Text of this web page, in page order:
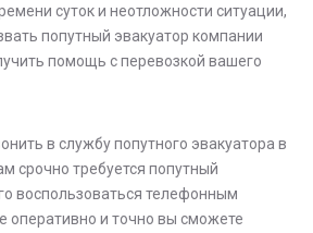
суток и неотложности ситуации,
попутный эвакуатор компании
помощь с перевозкой вашего
в службу попутного эвакуатора в
срочно требуется попутный
воспользоваться телефонным
оперативно и точно вы сможете